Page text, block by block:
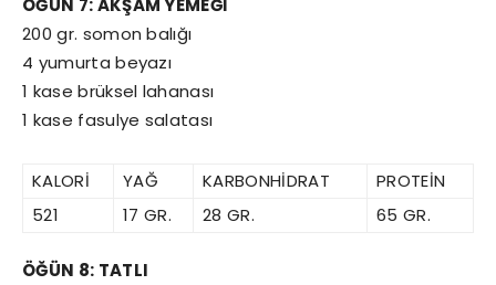
ÖĞÜN 7: AKŞAM YEMEĞİ
200 gr. somon balığı
4 yumurta beyazı
1 kase brüksel lahanası
1 kase fasulye salatası
KALORİ YAĞ KARBONHİDRAT
PROTEİN
521
17 GR. 28 GR. 65 GR.
ÖĞÜN 8: TATLI